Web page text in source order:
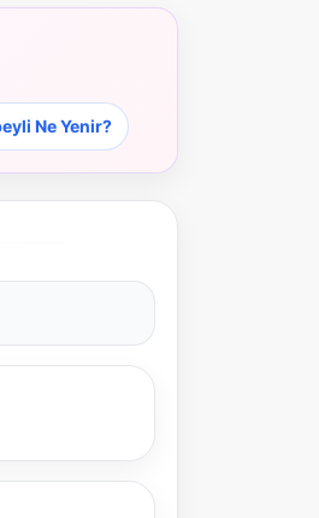
Ne Yenir?
yerlerle akıllı rota